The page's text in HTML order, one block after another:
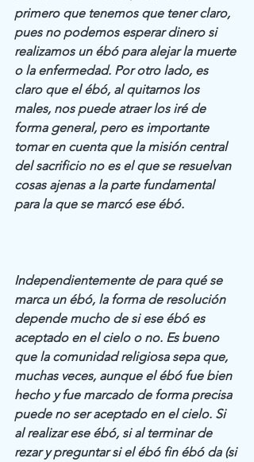
primero que tenemos que tener claro,
pues no podemos esperar dinero si
realizamos un ébó para alejar la muerte
o la enfermedad. Por otro lado, es
claro que el ébó, al quitarnos los
males, nos puede atraer los iré de
forma general, pero es importante
tomar en cuenta que la misión central
del sacrificio no es el que se resuelvan
cosas ajenas a la parte fundamental
para la que se marcó ese ébó.
Independientemente de para qué se
marca un ébó, la forma de resolución
depende mucho de si ese ébó es
aceptado en el cielo o no. Es bueno
que la comunidad religiosa sepa que,
muchas veces, aunque el ébó fue bien
hecho y fue marcado de forma precisa
puede no ser aceptado en el cielo. Si
al realizar ese ébó, si al terminar de
rezar y preguntar si el ébó fin ébó da (si